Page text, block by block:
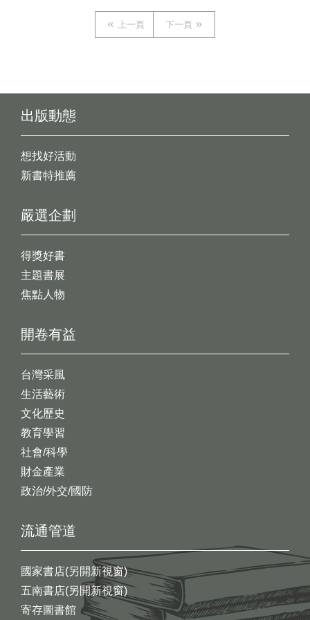
上一頁 下一頁
出版動態
想找好活動
新書特推薦
開卷有益
台灣采風
生活藝術
文化歷史
教育學習
社會/科學
財金產業
政治/外交/國防
嚴選企劃
得獎好書
主題書展
焦點人物
流通管道
國家書店(另開新視窗)
五南書店(另開新視窗)
寄存圖書館